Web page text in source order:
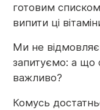
готовим списком
випити ці
Ми не
запитуємо: а що
важливо?
Комусь